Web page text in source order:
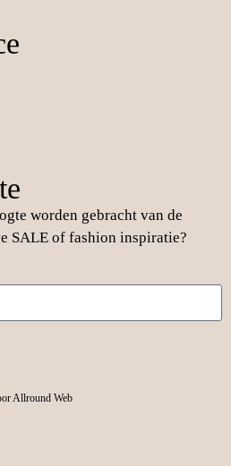
worden gebracht van de
SALE of fashion inspiratie?
Allround Web